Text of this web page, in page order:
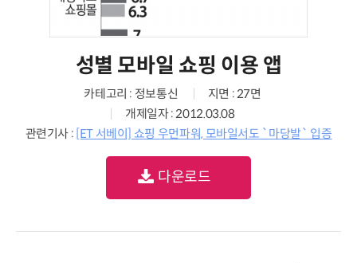
성별 모바일 쇼핑 이용 앱
카테고리 : 정보통신
지면 : 27면
개제일자 : 2012.03.08
관련기사 : [ET 서베이] 쇼핑 우먼파워, 모바일서도 `마당발` 입증
다운로드